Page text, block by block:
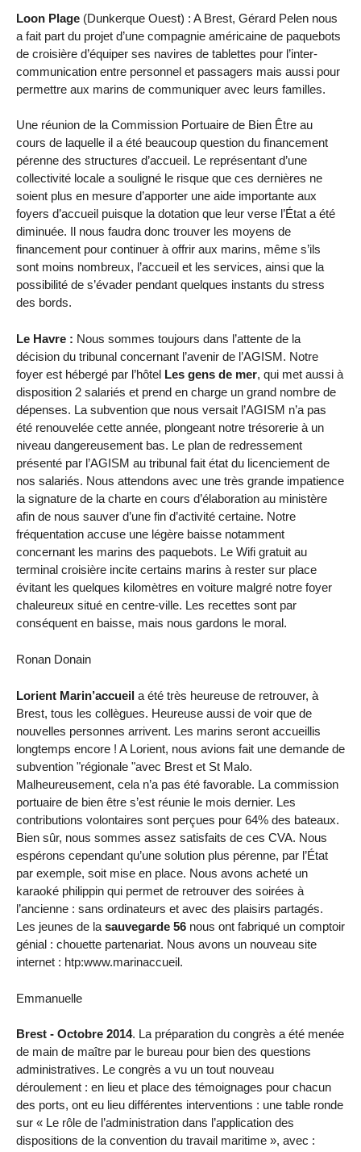
Loon Plage (Dunkerque Ouest) : A Brest, Gérard Pelen nous
a fait part du projet d’une compagnie américaine de paquebots
de croisière d’équiper ses navires de tablettes pour l’inter-
communication entre personnel et passagers mais aussi pour
permettre aux marins de communiquer avec leurs familles.
Une réunion de la Commission Portuaire de Bien Être au
cours de laquelle il a été beaucoup question du financement
pérenne des structures d’accueil. Le représentant d’une
collectivité locale a souligné le risque que ces dernières ne
soient plus en mesure d’apporter une aide importante aux
foyers d’accueil puisque la dotation que leur verse l’État a été
diminuée. Il nous faudra donc trouver les moyens de
financement pour continuer à offrir aux marins, même s’ils
sont moins nombreux, l’accueil et les services, ainsi que la
possibilité de s’évader pendant quelques instants du stress
des bords.
Le Havre : Nous sommes toujours dans l’attente de la
décision du tribunal concernant l’avenir de l’AGISM. Notre
foyer est hébergé par l’hôtel Les gens de mer, qui met aussi à
disposition 2 salariés et prend en charge un grand nombre de
dépenses. La subvention que nous versait l’AGISM n’a pas
été renouvelée cette année, plongeant notre trésorerie à un
niveau dangereusement bas. Le plan de redressement
présenté par l’AGISM au tribunal fait état du licenciement de
nos salariés. Nous attendons avec une très grande impatience
la signature de la charte en cours d’élaboration au ministère
afin de nous sauver d’une fin d’activité certaine. Notre
fréquentation accuse une légère baisse notamment
concernant les marins des paquebots. Le Wifi gratuit au
terminal croisière incite certains marins à rester sur place
évitant les quelques kilomètres en voiture malgré notre foyer
chaleureux situé en centre-ville. Les recettes sont par
conséquent en baisse, mais nous gardons le moral.
Ronan Donain
Lorient Marin’accueil a été très heureuse de retrouver, à
Brest, tous les collègues. Heureuse aussi de voir que de
nouvelles personnes arrivent. Les marins seront accueillis
longtemps encore ! A Lorient, nous avions fait une demande de
subvention "régionale "avec Brest et St Malo.
Malheureusement, cela n’a pas été favorable. La commission
portuaire de bien être s’est réunie le mois dernier. Les
contributions volontaires sont perçues pour 64% des bateaux.
Bien sûr, nous sommes assez satisfaits de ces CVA. Nous
espérons cependant qu’une solution plus pérenne, par l’État
par exemple, soit mise en place. Nous avons acheté un
karaoké philippin qui permet de retrouver des soirées à
l’ancienne : sans ordinateurs et avec des plaisirs partagés.
Les jeunes de la sauvegarde 56 nous ont fabriqué un comptoir
génial : chouette partenariat. Nous avons un nouveau site
internet : htp:www.marinaccueil.
Emmanuelle
Brest - Octobre 2014. La préparation du congrès a été menée
de main de maître par le bureau pour bien des questions
administratives. Le congrès a vu un tout nouveau
déroulement : en lieu et place des témoignages pour chacun
des ports, ont eu lieu différentes interventions : une table ronde
sur « Le rôle de l’administration dans l’application des
dispositions de la convention du travail maritime », avec :